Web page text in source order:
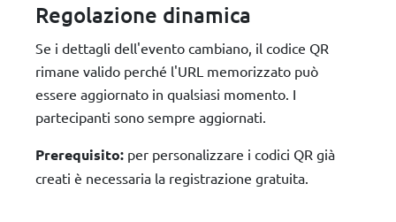
Regolazione dinamica
Se i dettagli dell'evento cambiano, il codice QR
rimane valido perché l'URL memorizzato può
essere aggiornato in qualsiasi momento. I
partecipanti sono sempre aggiornati.
Prerequisito: per personalizzare i codici QR già
creati è necessaria la registrazione gratuita.